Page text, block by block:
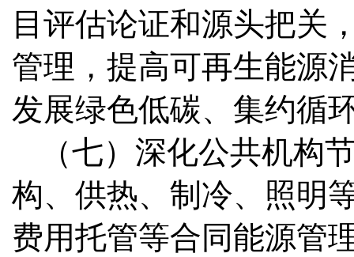
目评估论证和源头把关
管理，提高可再生能源
发展绿色低碳、集约循
（七）深化公共机构
构、供热、制冷、照明
费用托管等合同能源管